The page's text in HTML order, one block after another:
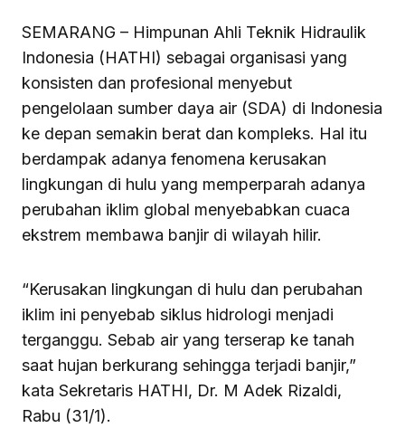
SEMARANG – Himpunan Ahli Teknik Hidraulik
Indonesia (HATHI) sebagai organisasi yang
konsisten dan profesional menyebut
pengelolaan sumber daya air (SDA) di Indonesia
ke depan semakin berat dan kompleks. Hal itu
berdampak adanya fenomena kerusakan
lingkungan di hulu yang memperparah adanya
perubahan iklim global menyebabkan cuaca
ekstrem membawa banjir di wilayah hilir.
“Kerusakan lingkungan di hulu dan perubahan
iklim ini penyebab siklus hidrologi menjadi
terganggu. Sebab air yang terserap ke tanah
saat hujan berkurang sehingga terjadi banjir,”
kata Sekretaris HATHI, Dr. M Adek Rizaldi,
Rabu (31/1).